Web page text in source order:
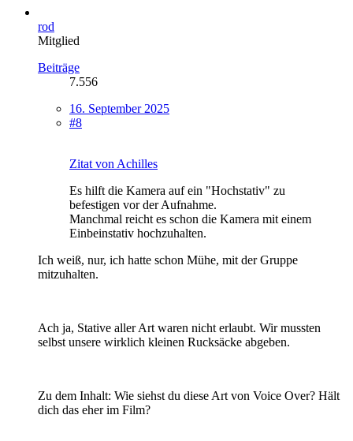
rod
Mitglied
Beiträge
7.556
16. September 2025
#8
Zitat von Achilles
Es hilft die Kamera auf ein "Hochstativ" zu
befestigen vor der Aufnahme.
Manchmal reicht es schon die Kamera mit einem
Einbeinstativ hochzuhalten.
Ich weiß, nur, ich hatte schon Mühe, mit der Gruppe
mitzuhalten.
Ach ja, Stative aller Art waren nicht erlaubt. Wir mussten
selbst unsere wirklich kleinen Rucksäcke abgeben.
Zu dem Inhalt: Wie siehst du diese Art von Voice Over? Hält
dich das eher im Film?